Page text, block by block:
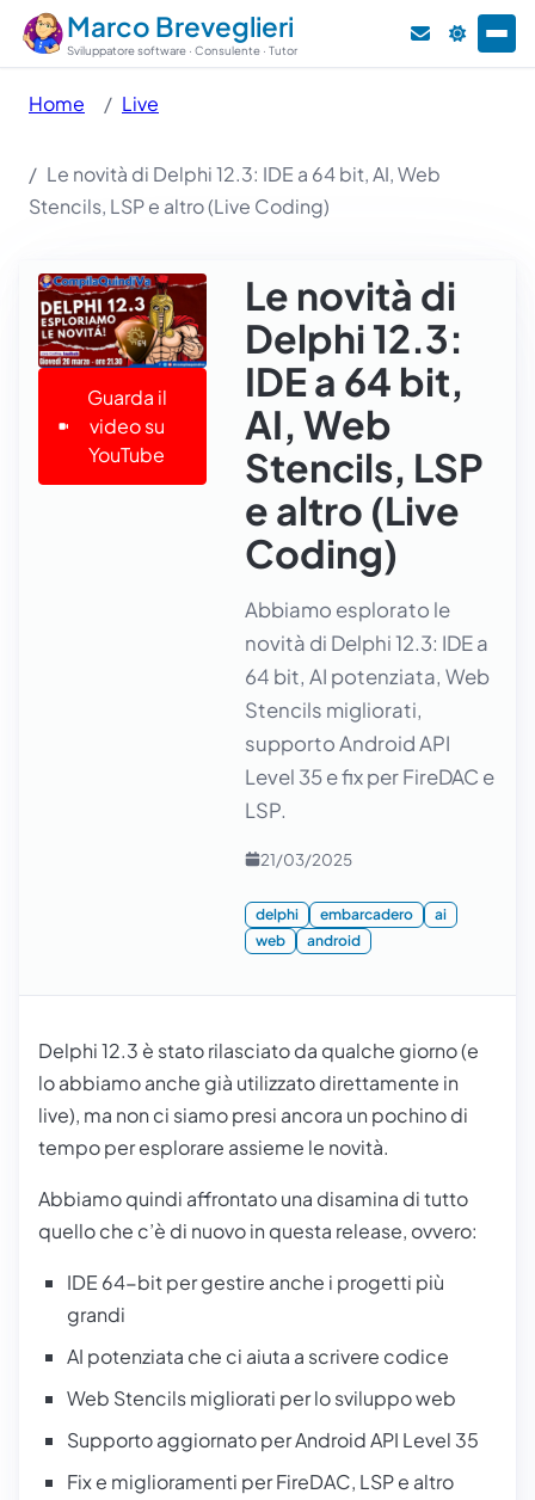
Marco Breveglieri
Sviluppatore software · Consulente · Tutor
Home Live
Le novità di Delphi 12.3: IDE a 64 bit, AI, Web
Stencils, LSP e altro (Live Coding)
Guarda il
video su
YouTube
Le novità di
Delphi 12.3:
IDE a 64 bit,
AI, Web
Stencils, LSP
e altro (Live
Coding)
Abbiamo esplorato le
novità di Delphi 12.3: IDE a
64 bit, AI potenziata, Web
Stencils migliorati,
supporto Android API
Level 35 e fix per FireDAC e
LSP.
21/03/2025
delphi embarcadero
ai
web
android
Delphi 12.3 è stato rilasciato da qualche giorno (e
lo abbiamo anche già utilizzato direttamente in
live), ma non ci siamo presi ancora un pochino di
tempo per esplorare assieme le novità.
Abbiamo quindi affrontato una disamina di tutto
quello che c’è di nuovo in questa release, ovvero:
IDE 64-bit per gestire anche i progetti più
grandi
AI potenziata che ci aiuta a scrivere codice
Web Stencils migliorati per lo sviluppo web
Supporto aggiornato per Android API Level 35
Fix e miglioramenti per FireDAC, LSP e altro